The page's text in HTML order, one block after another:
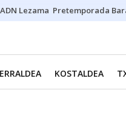
ADN Lezama Pretemporada
KOSTALDEA